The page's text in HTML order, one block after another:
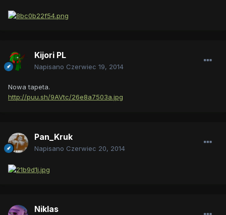
Kijori PL
Napisano Czerwiec 19, 2014
Nowa tapeta.
http://puu.sh/9AVtc/26e8a7503a.jpg
Pan_Kruk
Napisano Czerwiec 20, 2014
Niklas